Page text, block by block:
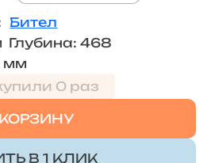
Бител
468
мм
0 раз
В 1 КЛИК